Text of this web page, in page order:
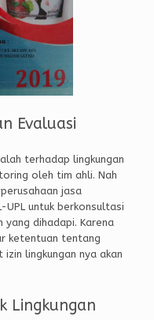
Evaluasi
terhadap lingkungan
oleh tim ahli. Nah
jasa
UPL untuk berkonsultasi
dihadapi. Karena
ketentuan tentang
lingkungan nya akan
Lingkungan